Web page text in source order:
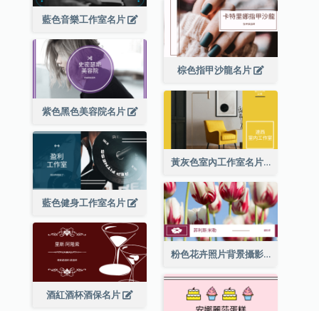
藍色音樂工作室名片
棕色指甲沙龍名片
紫色黑色美容院名片
黃灰色室內工作室名片
藍色健身工作室名片
粉色花卉照片背景攝影師名片
酒紅酒杯酒保名片